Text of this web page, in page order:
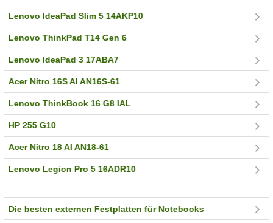
Lenovo IdeaPad Slim 5 14AKP10
Lenovo ThinkPad T14 Gen 6
Lenovo IdeaPad 3 17ABA7
Acer Nitro 16S AI AN16S-61
Lenovo ThinkBook 16 G8 IAL
HP 255 G10
Acer Nitro 18 AI AN18-61
Lenovo Legion Pro 5 16ADR10
Die besten externen Festplatten für Notebooks